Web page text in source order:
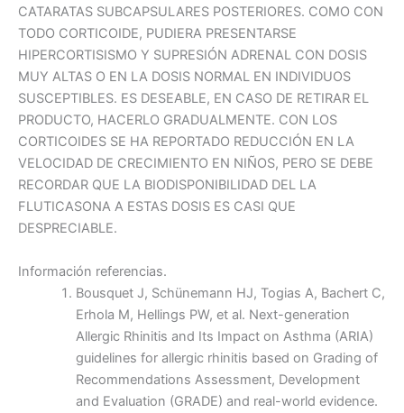
CATARATAS SUBCAPSULARES POSTERIORES. COMO CON
TODO CORTICOIDE, PUDIERA PRESENTARSE
HIPERCORTISISMO Y SUPRESIÓN ADRENAL CON DOSIS
MUY ALTAS O EN LA DOSIS NORMAL EN INDIVIDUOS
SUSCEPTIBLES. ES DESEABLE, EN CASO DE RETIRAR EL
PRODUCTO, HACERLO GRADUALMENTE. CON LOS
CORTICOIDES SE HA REPORTADO REDUCCIÓN EN LA
VELOCIDAD DE CRECIMIENTO EN NIÑOS, PERO SE DEBE
RECORDAR QUE LA BIODISPONIBILIDAD DEL LA
FLUTICASONA A ESTAS DOSIS ES CASI QUE
DESPRECIABLE.
Información referencias.
Bousquet J, Schünemann HJ, Togias A, Bachert C,
Erhola M, Hellings PW, et al. Next-generation
Allergic Rhinitis and Its Impact on Asthma (ARIA)
guidelines for allergic rhinitis based on Grading of
Recommendations Assessment, Development
and Evaluation (GRADE) and real-world evidence.